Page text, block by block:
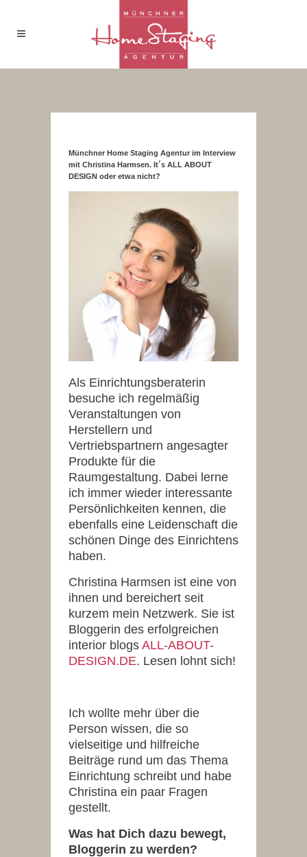
Münchner Home Staging Agentur im Interview
mit Christina Harmsen. It´s ALL ABOUT
DESIGN oder etwa nicht?
Als Einrichtungsberaterin
besuche ich regelmäßig
Veranstaltungen von
Herstellern und
Vertriebspartnern angesagter
Produkte für die
Raumgestaltung. Dabei lerne
ich immer wieder interessante
Persönlichkeiten kennen, die
ebenfalls eine Leidenschaft die
schönen Dinge des Einrichtens
haben.
Christina Harmsen ist eine von
ihnen und bereichert seit
kurzem mein Netzwerk. Sie ist
Bloggerin des erfolgreichen
interior blogs ALL-ABOUT-
DESIGN.DE. Lesen lohnt sich!
Ich wollte mehr über die
Person wissen, die so
vielseitige und hilfreiche
Beiträge rund um das Thema
Einrichtung schreibt und habe
Christina ein paar Fragen
gestellt.
Was hat Dich dazu bewegt,
Bloggerin zu werden?